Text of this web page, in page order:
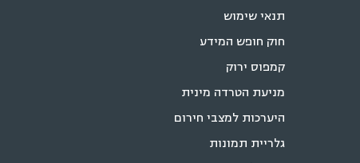
תנאי שימוש
חוק חופש המידע
קמפוס ירוק
מניעת הטרדה מינית
היערכות למצבי חירום
גלריית תמונות